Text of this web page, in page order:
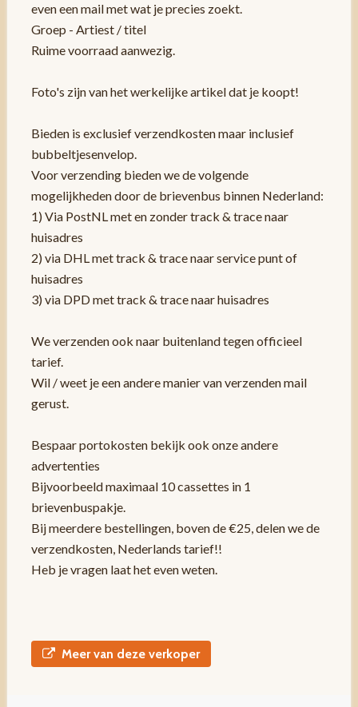
even een mail met wat je precies zoekt.
Groep - Artiest / titel
Ruime voorraad aanwezig.
Foto's zijn van het werkelijke artikel dat je koopt!
Bieden is exclusief verzendkosten maar inclusief
bubbeltjesenvelop.
Voor verzending bieden we de volgende
mogelijkheden door de brievenbus binnen Nederland:
1) Via PostNL met en zonder track & trace naar
huisadres
2) via DHL met track & trace naar service punt of
huisadres
3) via DPD met track & trace naar huisadres
We verzenden ook naar buitenland tegen officieel
tarief.
Wil / weet je een andere manier van verzenden mail
gerust.
Bespaar portokosten bekijk ook onze andere
advertenties
Bijvoorbeeld maximaal 10 cassettes in 1
brievenbuspakje.
Bij meerdere bestellingen, boven de €25, delen we de
verzendkosten, Nederlands tarief!!
Heb je vragen laat het even weten.
Meer van deze verkoper